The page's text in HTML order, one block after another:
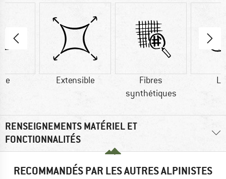
Extensible
Fibres
synthétiques
RENSEIGNEMENTS MATÉRIEL ET
FONCTIONNALITÉS
RECOMMANDÉS PAR LES AUTRES ALPINISTES